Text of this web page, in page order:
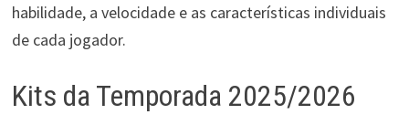
habilidade, a velocidade e as características individuais
de cada jogador.
Kits da Temporada 2025/2026